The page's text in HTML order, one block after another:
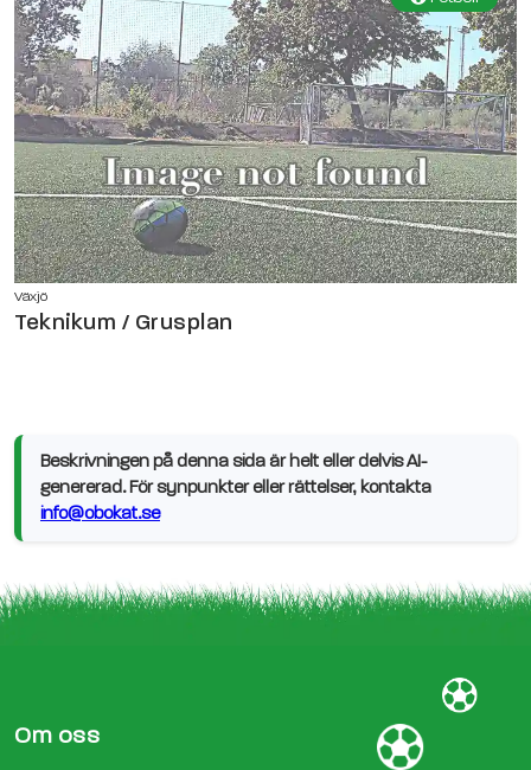
Växjö
Teknikum / Grusplan
Beskrivningen på denna sida är helt eller delvis AI-
genererad. För synpunkter eller rättelser, kontakta
info@obokat.se
Om oss